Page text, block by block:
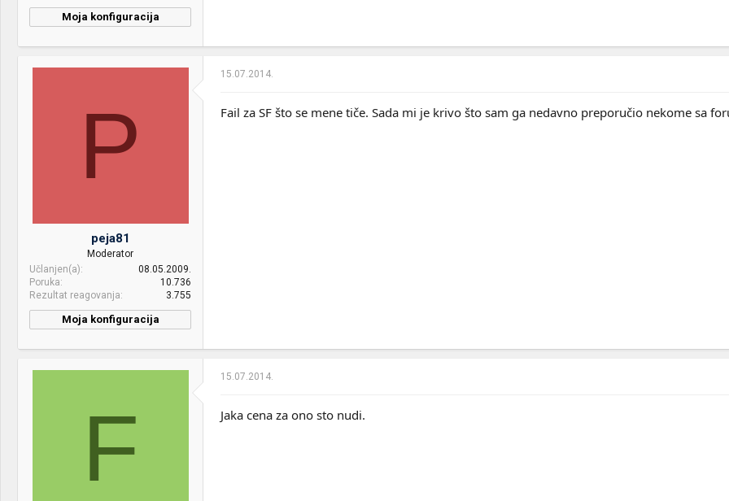
Moja konfiguracija
Name:
Intel i7 9700K@5GHz ft.
Motherboard:
ASUS ROG Strix Z370-E
Gaming
LG 32GK850G (VA 165Hz) +
SSD Samsung 970 EVO
Sound:
ASUS Essence STU + Rotel
RA-05/JBL L16
Lian Li 011 Dynamic (black)
Platinum
P
peja81
Moderator
Učlanjen(a)
08.05.2009.
Poruka
10.736
Rezultat reagovanja
3.755
Moja konfiguracija
15.07.2014.
Fail za SF što se mene tiče. Sada mi je krivo što sam ga nedavno preporučio nekome sa
F
15.07.2014.
Jaka cena za ono sto nudi.